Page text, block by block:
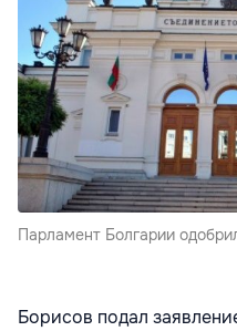
Парламент Болгарии
Борисов подал